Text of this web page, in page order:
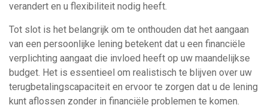
verandert en u flexibiliteit nodig heeft.
Tot slot is het belangrijk om te onthouden dat het aangaan
van een persoonlijke lening betekent dat u een financiële
verplichting aangaat die invloed heeft op uw maandelijkse
budget. Het is essentieel om realistisch te blijven over uw
terugbetalingscapaciteit en ervoor te zorgen dat u de lening
kunt aflossen zonder in financiële problemen te komen.